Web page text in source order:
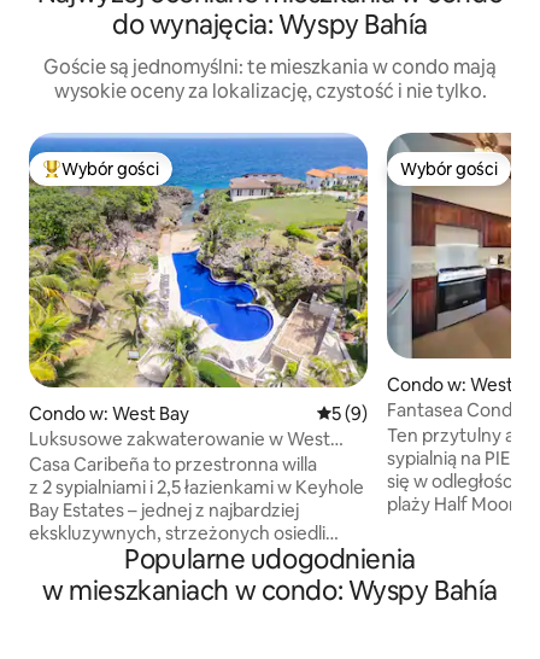
do wynajęcia: Wyspy Bahía
Goście są jednomyślni: te mieszkania w condo mają
wysokie oceny za lokalizację, czystość i nie tylko.
Najpopularniejsze z kategorii Wybór gości
Wybór gości
Condo w: West Bay Średnia ocena: 5 na 5,
5 (9)
Luksusowe zakwaterowanie w West
Bay! Wspaniały basen!
Casa Caribeña to przestronna willa
z 2 sypialniami i 2,5 łazienkami w Keyhole
Bay Estates – jednej z najbardziej
ekskluzywnych, strzeżonych osiedli
w West Bay na wyspie Roatan
w Hondurasie. Wyjdź tylnym wyjściem,
a będziesz nurkować z rurką w jednym
Wybór gości
Wybór gości
Condo w: West
Fantasea Condos
Half Moon Bay!
Ten przytulny
sypialnią na
się w odległości
plaży Half Moon
sklepy
restauracje
spaceru. Nowsza
Popularne udogodnienia
w mieszkaniach w condo: Wyspy Bahía